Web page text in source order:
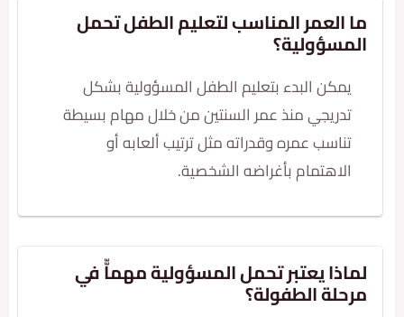
المناسب لتعليم الطفل تحمل
البدء بتعليم الطفل المسؤولية بشكل
منذ عمر السنتين من خلال مهام بسيطة
عمره وقدراته مثل ترتيب ألعابه أو
بأغراضه الشخصية.
يعتبر تحمل المسؤولية مهماّّ في
الطفولة؟